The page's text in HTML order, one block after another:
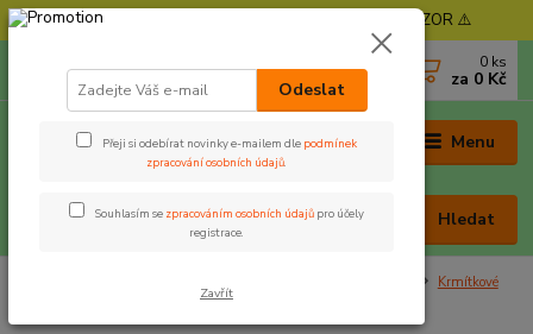
⚠️ POZOR - Objednávky expedujeme od 11. 8. - POZOR ⚠️
Menu
Hledat
0 ks
za 0 Kč
Krmítkové
Lorpio Grand Prix 1kg Capr Scopex
Odeslat
Přeji si odebírat novinky e-mailem dle podmínek
zpracování osobních údajů.
Souhlasím se zpracováním osobních údajů pro účely
registrace.
Zavřít